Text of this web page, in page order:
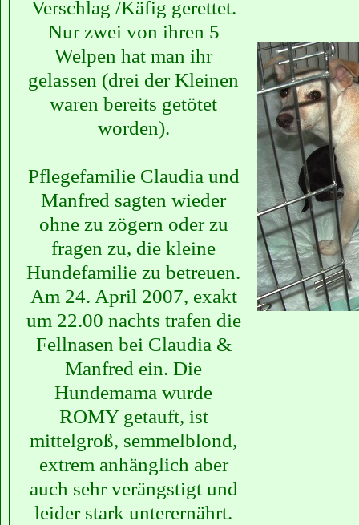
Verschlag /Käfig gerettet.
Nur zwei von ihren 5
Welpen hat man ihr
gelassen (drei der Kleinen
waren bereits getötet
worden).
Pflegefamilie Claudia und
Manfred sagten wieder
ohne zu zögern oder zu
fragen zu, die kleine
Hundefamilie zu betreuen.
Am 24. April 2007, exakt
um 22.00 nachts trafen die
Fellnasen bei Claudia &
Manfred ein. Die
Hundemama wurde
ROMY getauft, ist
mittelgroß, semmelblond,
extrem anhänglich aber
auch sehr verängstigt und
leider stark unterernährt.